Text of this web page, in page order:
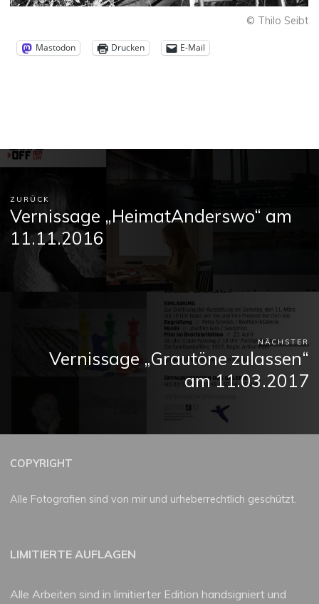
© Thilo Seibt
Mastodon Drucken E-Mail
ZURÜCK
Vernissage „HeimatAnderswo“ am
11.11.2016
NÄCHSTER
Vernissage „Grautöne zulassen“
am 11.03.2017
COPYRIGHT
Alle Fotografien sind von mir und urheberrechtlich geschützt.
LIMITIERTE AUFLAGEN
Alle Arbeiten sind in limitierter Edition handsigniert und